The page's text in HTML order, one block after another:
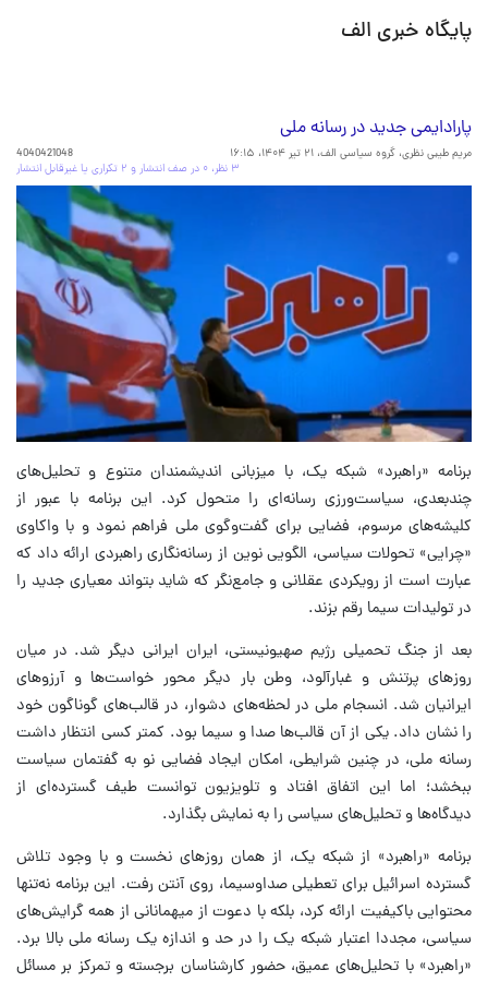
پایگاه خبری الف
پارادایمی جدید در رسانه ملی
مریم طیبی نظری، گروه سیاسی الف، ۲۱ تیر ۱۴۰۴، ۱۶:۱۵
4040421048
۳ نظر، ۰ در صف انتشار و ۲ تکراری یا غیرقابل انتشار
برنامه «راهبرد» شبکه یک، با میزبانی اندیشمندان متنوع و تحلیل‌های
چندبعدی، سیاست‌ورزی رسانه‌ای را متحول کرد. این برنامه با عبور از
کلیشه‌های مرسوم، فضایی برای گفت‌وگوی ملی فراهم نمود و با واکاوی
«چرایی» تحولات سیاسی، الگویی نوین از رسانه‌نگاری راهبردی ارائه داد که
عبارت است از رویکردی عقلانی و جامع‌نگر که شاید بتواند معیاری جدید را
در تولیدات سیما رقم بزند.
بعد از جنگ تحمیلی رژیم صهیونیستی، ایران ایرانی دیگر شد. در میان
روزهای پرتنش و غبارآلود، وطن بار دیگر محور خواست‌ها و آرزوهای
ایرانیان شد. انسجام ملی در لحظه‌های دشوار، در قالب‌های گوناگون خود
را نشان داد. یکی از آن قالب‌ها صدا و سیما بود. کمتر کسی انتظار داشت
رسانه ملی، در چنین شرایطی، امکان ایجاد فضایی نو به گفتمان سیاست
ببخشد؛ اما این اتفاق افتاد و تلویزیون توانست طیف گسترده‌ای از
دیدگاه‌ها و تحلیل‌های سیاسی را به نمایش بگذارد.
برنامه «راهبرد» از شبکه یک، از همان روزهای نخست و با وجود تلاش
گسترده اسرائیل برای تعطیلی صداوسیما، روی آنتن رفت. این برنامه نه‌تنها
محتوایی باکیفیت ارائه کرد، بلکه با دعوت از میهمانانی از همه گرایش‌های
سیاسی، مجددا اعتبار شبکه یک را در حد و اندازه یک رسانه‌ ملی بالا برد.
«راهبرد» با تحلیل‌های عمیق، حضور کارشناسان برجسته و تمرکز بر مسائل